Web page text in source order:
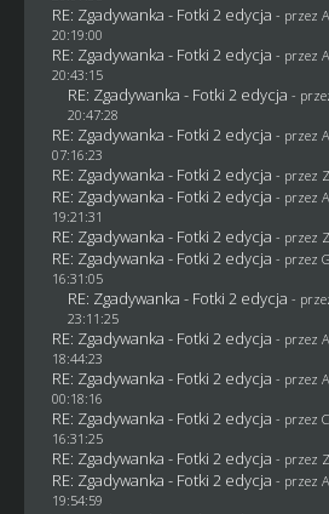
RE: Zgadywanka - Fotki 2 edycja - przez
20:19:00
RE: Zgadywanka - Fotki 2 edycja - przez
20:43:15
RE: Zgadywanka - Fotki 2 edycja -
20:47:28
RE: Zgadywanka - Fotki 2 edycja - przez
07:16:23
RE: Zgadywanka - Fotki 2 edycja - przez
RE: Zgadywanka - Fotki 2 edycja - przez
19:21:31
RE: Zgadywanka - Fotki 2 edycja - przez
RE: Zgadywanka - Fotki 2 edycja - przez
16:31:05
RE: Zgadywanka - Fotki 2 edycja -
23:11:25
RE: Zgadywanka - Fotki 2 edycja - przez
18:44:23
RE: Zgadywanka - Fotki 2 edycja - przez
00:18:16
RE: Zgadywanka - Fotki 2 edycja - przez
16:31:25
RE: Zgadywanka - Fotki 2 edycja - przez
RE: Zgadywanka - Fotki 2 edycja - przez
19:54:59